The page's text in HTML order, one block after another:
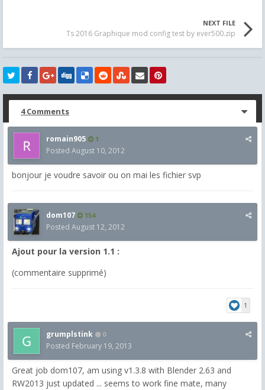
NEXT FILE
Ts 2016 Graphique mod config test by ever500.zip
4 Comments
romain905 1
Posted August 10, 2012
bonjour je voudre savoir ou on mai les fichier svp
dom107 154
Posted August 12, 2012
Ajout pour la version 1.1 :
(commentaire supprimé)
1
grumplstink 0
Posted February 19, 2013
Great job dom107, am using v1.3.8 with Blender 2.63 and
RW2013 just updated ... seems to work fine mate, many